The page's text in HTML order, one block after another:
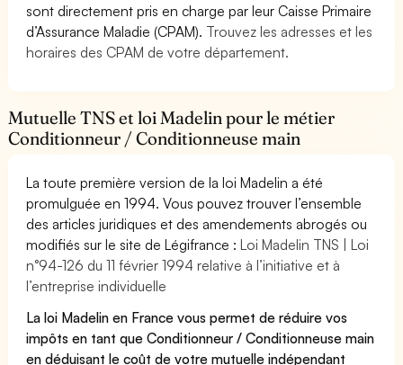
sont directement pris en charge par leur Caisse Primaire
d’Assurance Maladie (CPAM). Trouvez les adresses et les
horaires des CPAM de votre département.
Mutuelle TNS et loi Madelin pour le métier
Conditionneur / Conditionneuse main
La toute première version de la loi Madelin a été
promulguée en 1994. Vous pouvez trouver l’ensemble
des articles juridiques et des amendements abrogés ou
modifiés sur le site de Légifrance :Loi Madelin TNS | Loi
n°94-126 du 11 février 1994 relative à l’initiative et à
l’entreprise individuelle
La loi Madelin en France vous permet de réduire vos
impôts en tant que Conditionneur / Conditionneuse main
en déduisant le coût de votre mutuelle indépendant